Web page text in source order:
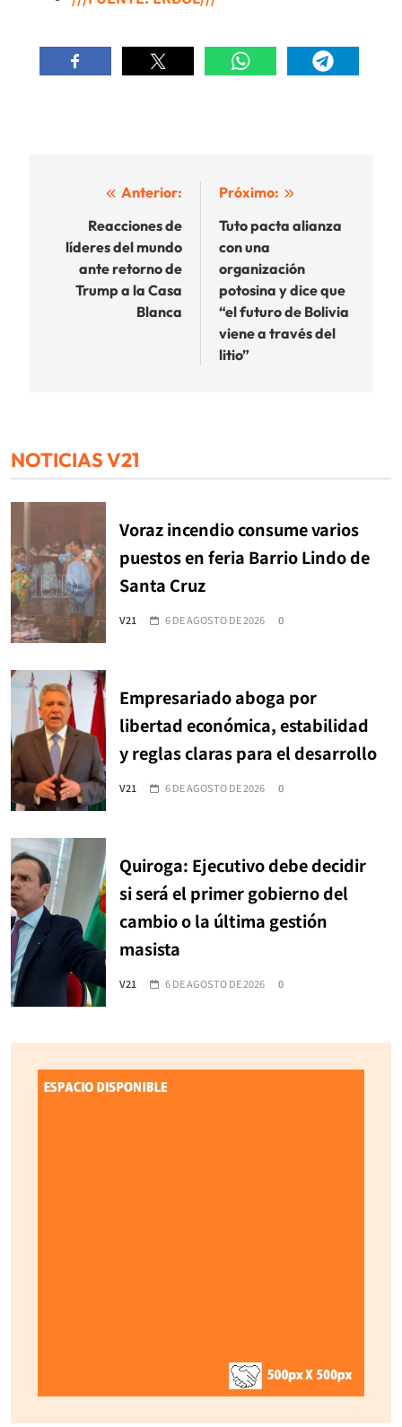
Navegación
entradas
Anterior:
Reacciones de
líderes del mundo
ante retorno de
Trump a la Casa
Blanca
Próximo:
Tuto pacta alianza
con una
organización
potosina y dice que
“el futuro de Bolivia
viene a través del
litio”
NOTICIAS V21
Voraz incendio consume varios
puestos en feria Barrio Lindo de
Santa Cruz
V21 6 DE AGOSTO DE 2026 0
Empresariado aboga por
libertad económica, estabilidad
y reglas claras para el desarrollo
V21 6 DE AGOSTO DE 2026 0
Quiroga: Ejecutivo debe decidir
si será el primer gobierno del
cambio o la última gestión
masista
V21 6 DE AGOSTO DE 2026 0